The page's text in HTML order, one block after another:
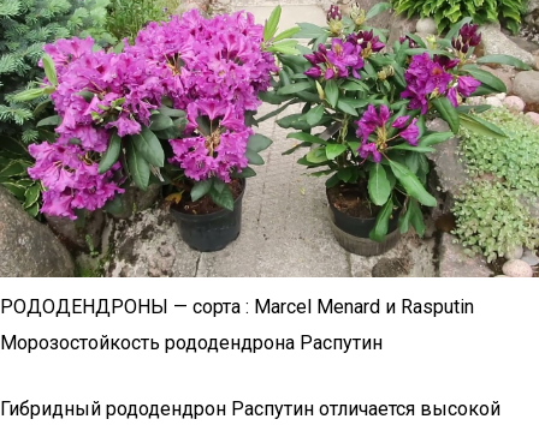
РОДОДЕНДРОНЫ — сорта : Marcel Menard и Rasputin
Морозостойкость рододендрона Распутин
Гибридный рододендрон Распутин отличается высокой